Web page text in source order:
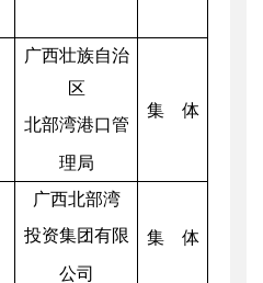
广西壮族自治
区
北部湾港口管
理局
集 体
广西北部湾
投资集团有限
公司
集 体